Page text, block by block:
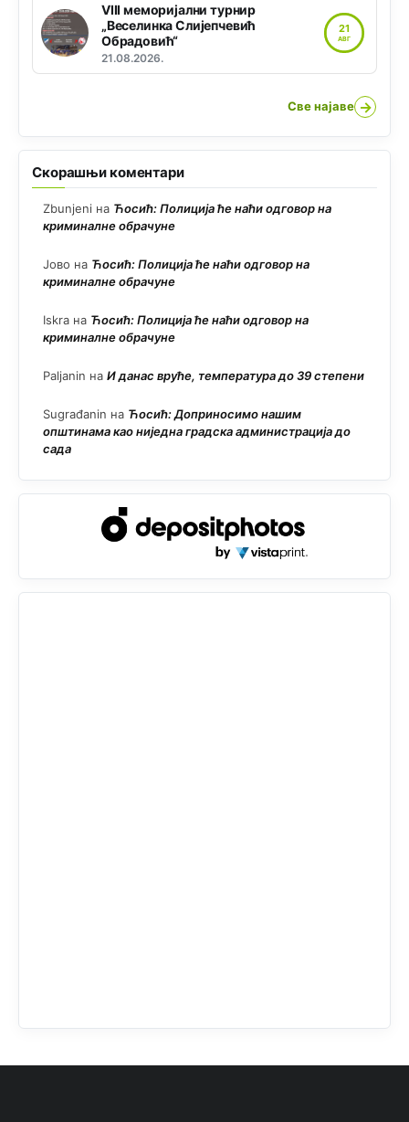
VIII меморијални турнир
„Веселинка Слијепчевић
Обрадовић“
21.08.2026.
21
АВГ
Све најаве →
Скорашњи коментари
Zbunjeni на Ћосић: Полиција ће наћи одговор на
криминалне обрачуне
Јово на Ћосић: Полиција ће наћи одговор на
криминалне обрачуне
Iskra на Ћосић: Полиција ће наћи одговор на
криминалне обрачуне
Paljanin на И данас вруће, температура до 39 степени
Sugrađanin на Ћосић: Доприносимо нашим
општинама као ниједна градска администрација до
сада